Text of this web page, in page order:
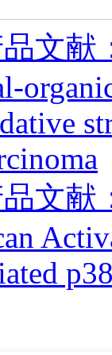
文献
文献